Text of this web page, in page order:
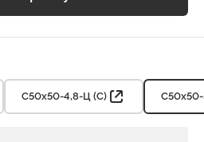
С50х50-4,8-Ц (С)